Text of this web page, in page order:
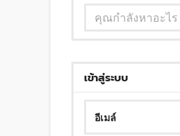
เข้าสู่ระบบ